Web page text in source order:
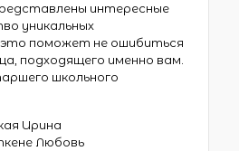
интересные
уникальных
поможет не ошибиться
подходящего именно вам.
школьного
Ирина
Любовь